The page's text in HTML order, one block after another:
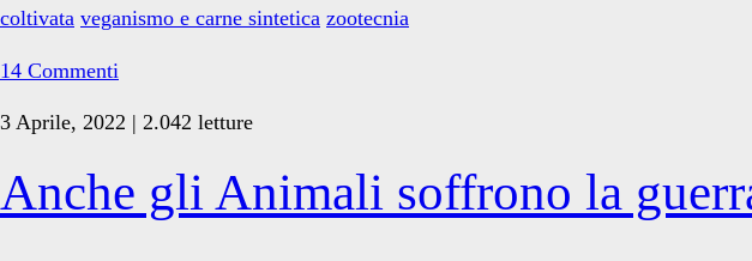
narrazione
alternativa
coltivata veganismo e carne sintetica zootecnia
14 Commenti
3 Aprile, 2022 | 2.042 letture
Anche gli Animali soffrono la